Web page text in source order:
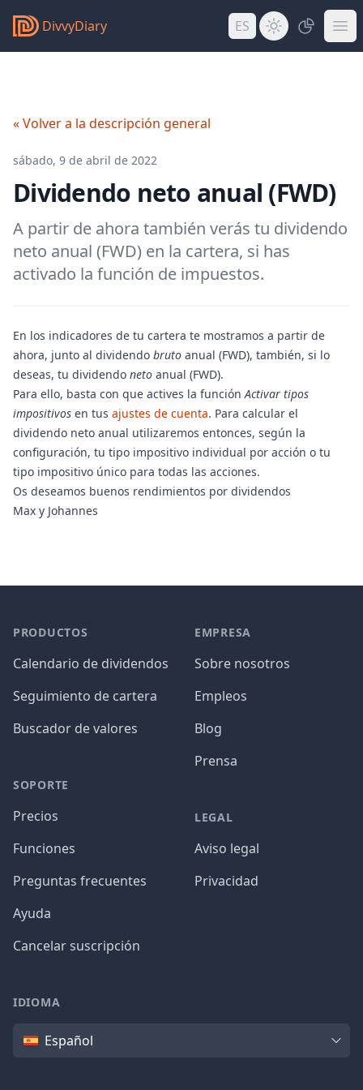
DivvyDiary ES
« Volver a la descripción general
sábado, 9 de abril de 2022
Dividendo neto anual (FWD)
A partir de ahora también verás tu dividendo
neto anual (FWD) en la cartera, si has
activado la función de impuestos.
En los indicadores de tu cartera te mostramos a partir de
ahora, junto al dividendo bruto anual (FWD), también, si lo
deseas, tu dividendo neto anual (FWD).
Para ello, basta con que actives la funciónActivar tipos
impositivos en tus ajustes de cuenta. Para calcular el
dividendo neto anual utilizaremos entonces, según la
configuración, tu tipo impositivo individual por acción o tu
tipo impositivo único para todas las acciones.
Os deseamos buenos rendimientos por dividendos
Max y Johannes
PRODUCTOS
Calendario de dividendos
Seguimiento de cartera
Buscador de valores
SOPORTE
Precios
Funciones
Preguntas frecuentes
Ayuda
Cancelar suscripción
EMPRESA
Sobre nosotros
Empleos
Blog
Prensa
LEGAL
Aviso legal
Privacidad
IDIOMA
IdiomaEspañol